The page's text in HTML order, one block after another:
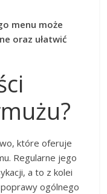
menu może
oraz ułatwić
które oferuje
Regularne jego
a to z kolei
ogólnego